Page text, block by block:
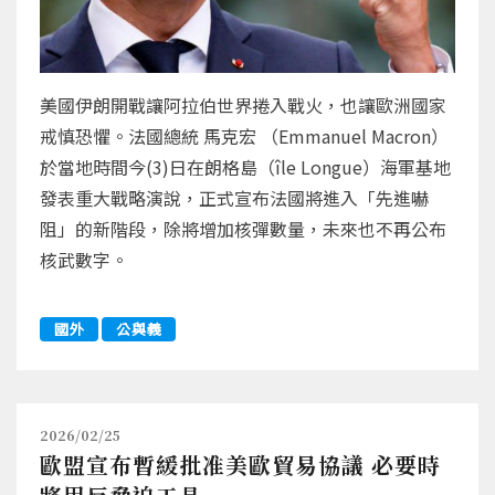
美國伊朗開戰讓阿拉伯世界捲入戰火，也讓歐洲國家
戒慎恐懼。法國總統 馬克宏 （Emmanuel Macron）
於當地時間今(3)日在朗格島（île Longue）海軍基地
發表重大戰略演說，正式宣布法國將進入「先進嚇
阻」的新階段，除將增加核彈數量，未來也不再公布
核武數字。
國外 公與義
2026/02/25
歐盟宣布暫緩批准美歐貿易協議 必要時